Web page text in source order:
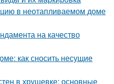
в неотапливаемом доме
на качество
как сносить несущие
в хрущевке: основные